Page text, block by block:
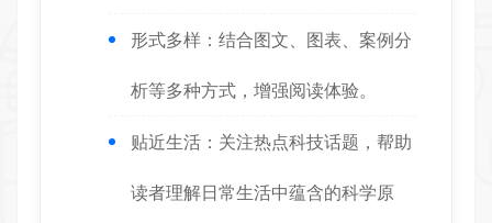
形式多样：结合图文、图表、案例分
析等多种方式，增强阅读体验。
贴近生活：关注热点科技话题，帮助
读者理解日常生活中蕴含的科学原